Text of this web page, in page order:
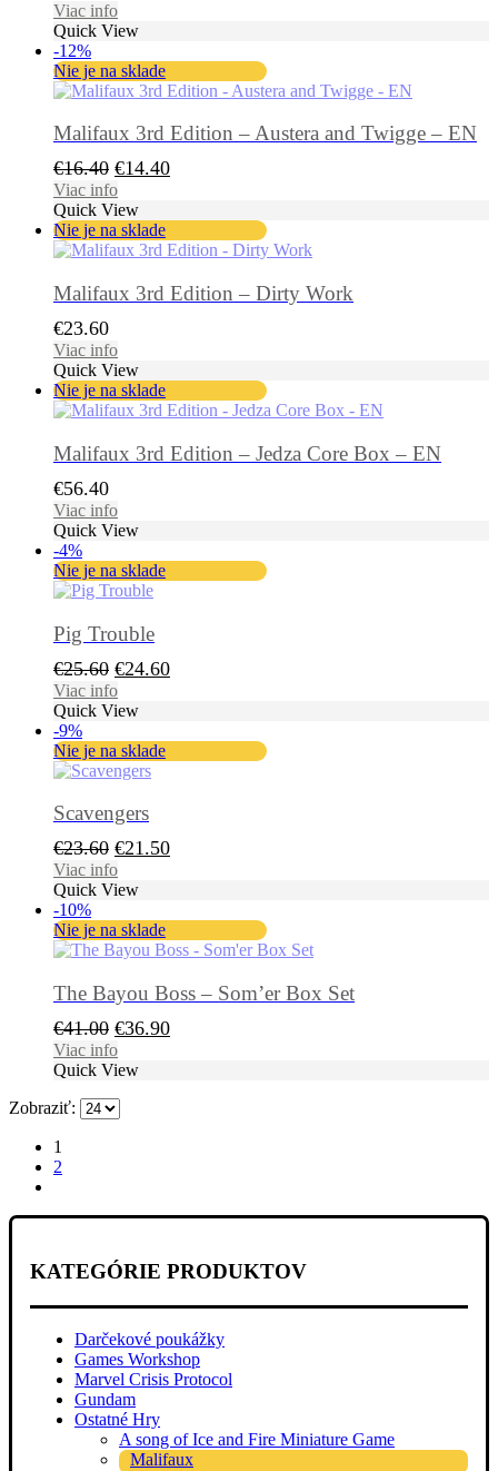
Viac info
Quick View
-12%
Nie je na sklade
Malifaux 3rd Edition – Austera and Twigge – EN
€16.40 Pôvodná
cena
bola:
€16.40.
€14.40Aktuálna
€14.40.
Viac info
Quick View
Nie je na sklade
Malifaux 3rd Edition – Dirty Work
€23.60
Viac info
Quick View
Nie je na sklade
Malifaux 3rd Edition – Jedza Core Box – EN
€56.40
Viac info
Quick View
-4%
Nie je na sklade
Pig Trouble
€25.60 Pôvodná
cena
bola:
€25.60.
€24.60Aktuálna
€24.60.
Viac info
Quick View
-9%
Nie je na sklade
Scavengers
€23.60 Pôvodná
cena
bola:
€23.60.
€21.50Aktuálna
€21.50.
Viac info
Quick View
-10%
Nie je na sklade
The Bayou Boss – Som’er Box Set
€41.00 Pôvodná
cena
bola:
€41.00.
€36.90Aktuálna
Viac info
Quick View
Zobraziť:
1
2
KATEGÓRIE PRODUKTOV
Darčekové poukážky
Games Workshop
Marvel Crisis Protocol
Gundam
Ostatné Hry
A song of Ice and Fire Miniature Game
Malifaux